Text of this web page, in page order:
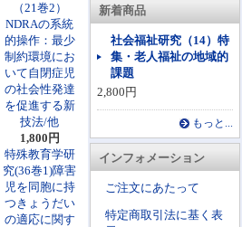
新着商品
社会福祉研究（14）特
集・老人福祉の地域的
課題
2,800円
もっと...
インフォメーション
ご注文にあたって
特定商取引法に基く表
（21巻2）
NDRAの系統
的操作：最少
制約環境にお
いて自閉症児
の社会性発達
を促進する新
技法/他
1,800円
特殊教育学研
究(36巻1)障害
児を同胞に持
つきょうだい
の適応に関す